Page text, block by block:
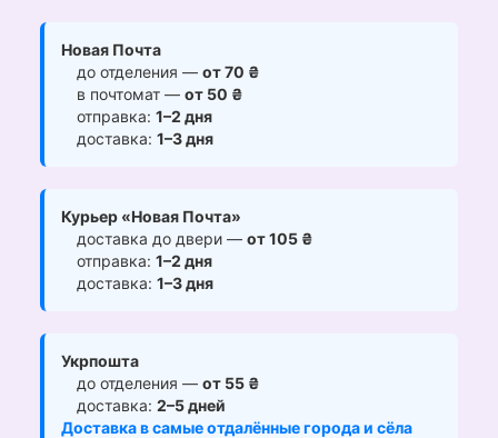
Новая Почта
до отделения — от 70 ₴
в почтомат — от 50 ₴
отправка: 1–2 дня
доставка: 1–3 дня
Курьер «Новая Почта»
доставка до двери — от 105 ₴
отправка: 1–2 дня
доставка: 1–3 дня
Укрпошта
до отделения — от 55 ₴
доставка: 2–5 дней
Доставка в самые отдалённые города и сёла